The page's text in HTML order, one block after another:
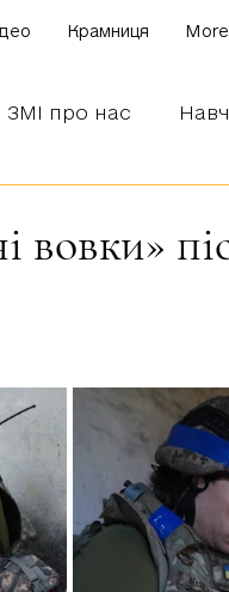
Крамниця More
ЗМІ про нас
вовки»